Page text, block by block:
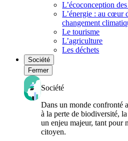
L’écoconception
L’énergie : au cœur
changement
Le tourisme
L’agriculture
Les déchets
Société
Fermer
Société
Dans un monde confronté
à la perte de biodiversité,
un enjeu majeur, tant pour
citoyen.